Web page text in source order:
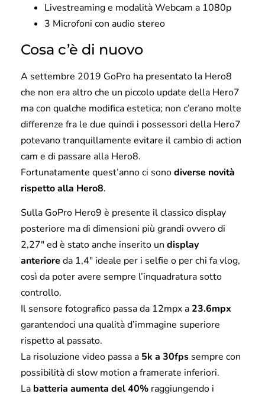
Livestreaming e modalità Webcam a 1080p
3 Microfoni con audio stereo
Cosa c’è di nuovo
A settembre 2019 GoPro ha presentato la Hero8
che non era altro che un piccolo update della Hero7
ma con qualche modifica estetica; non c’erano molte
differenze fra le due quindi i possessori della Hero7
potevano tranquillamente evitare il cambio di action
cam e di passare alla Hero8.
​Fortunatamente quest’anno ci sonodiverse novità
rispetto alla Hero8.
Sulla GoPro Hero9 è presente il classico display
posteriore ma di dimensioni più grandi ovvero di
2,27″ ed è stato anche inserito un display
anteriore da 1,4″ ideale per i selfie o per chi fa vlog,
così da poter avere sempre l’inquadratura sotto
controllo.
Il sensore fotografico passa da 12mpx a 23.6mpx
garantendoci una qualità d’immagine superiore
rispetto al passato.
La risoluzione video passa a 5k a 30fps sempre con
possibilità di slow motion a framerate inferiori.
La batteria aumenta del 40% raggiungendo i